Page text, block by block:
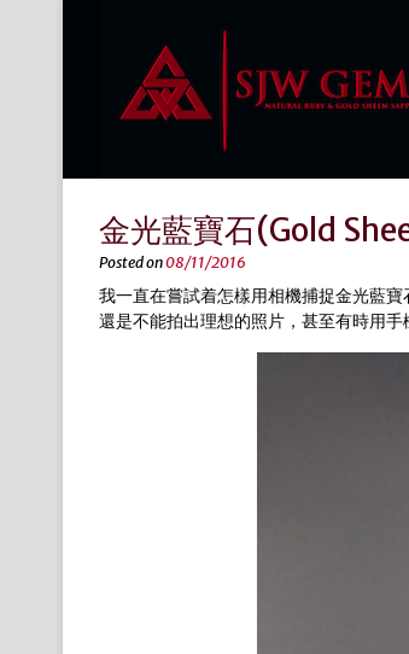
金光藍寶石(Gold
Posted on08/11/2016
我一直在嘗試着怎樣用相機捕捉金光藍
還是不能拍出理想的照片，甚至有時用手